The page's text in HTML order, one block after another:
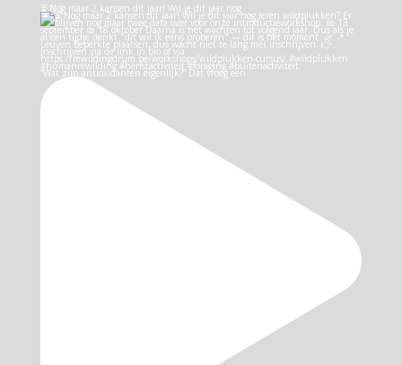
⏳ Nog maar 2 kansen dit jaar! Wil je dit jaar nog
“Wat zijn antioxidanten eigenlijk?” Dat vroeg een